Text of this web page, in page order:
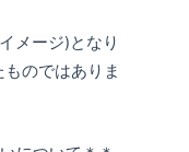
メージ)となり
のではありま